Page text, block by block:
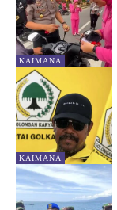
KAIMANA
KAIMANA